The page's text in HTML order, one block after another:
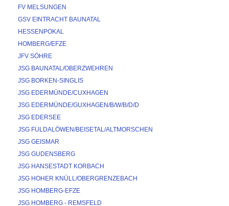
FV MELSUNGEN
GSV EINTRACHT BAUNATAL
HESSENPOKAL
HOMBERG/EFZE
JFV SÖHRE
JSG BAUNATAL/OBERZWEHREN
JSG BORKEN-SINGLIS
JSG EDERMÜNDE/CUXHAGEN
JSG EDERMÜNDE/GUXHAGEN/B/W/B/D/D
JSG EDERSEE
JSG FULDALÖWEN/BEISETAL/ALTMORSCHEN
JSG GEISMAR
JSG GUDENSBERG
JSG HANSESTADT KORBACH
JSG HOHER KNÜLL/OBERGRENZEBACH
JSG HOMBERG-EFZE
JSG HOMBERG - REMSFELD